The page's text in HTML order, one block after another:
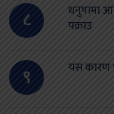
८
धनुषामा
पक्राउ
९ यस कारण